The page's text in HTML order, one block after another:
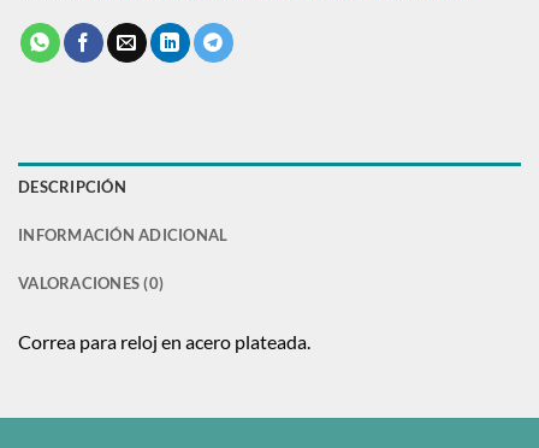
DESCRIPCIÓN
INFORMACIÓN ADICIONAL
VALORACIONES (0)
Correa para reloj en acero plateada.